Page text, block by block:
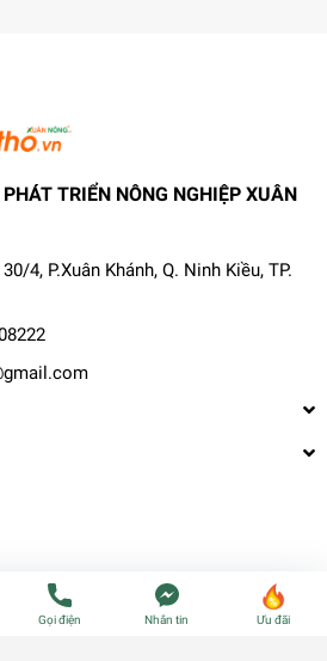
TRIỂN NÔNG NGHIỆP XUÂN
4, P.Xuân Khánh, Q. Ninh Kiều, TP.
Gọi điện Nhắn tin Ưu đãi